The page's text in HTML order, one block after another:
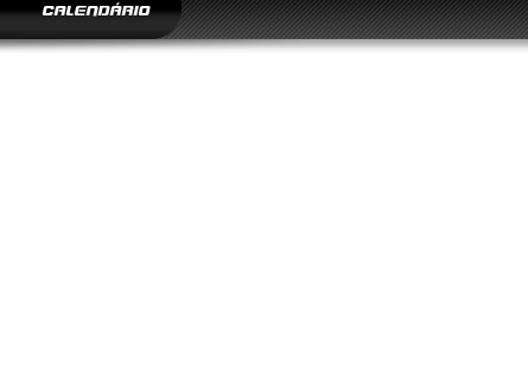
CALENDÁRIO